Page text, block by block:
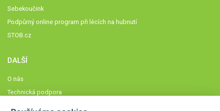
Sebekoučink
Podpůrný online program při lécích na hubnutí
STOB.cz
DALŠÍ
O nás
Technická podpora